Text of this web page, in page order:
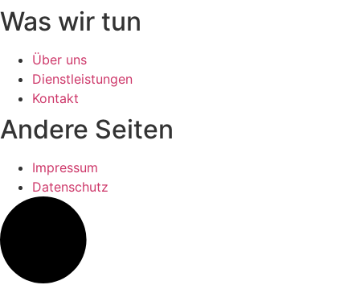
Was wir tun
Über uns
Dienstleistungen
Kontakt
Andere Seiten
Impressum
Datenschutz